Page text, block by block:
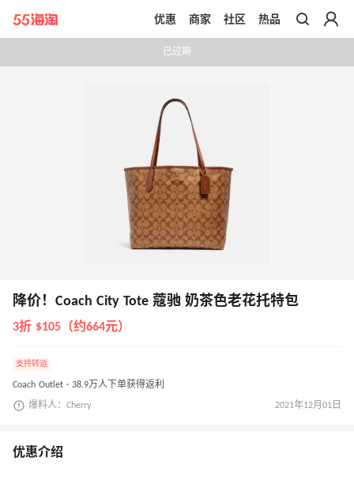
带你去官网买正品
优惠 商家 社区 热品
已过期
降价！Coach City Tote 蔻驰 奶茶色老花托特包
3折 $105（约664元）
支持转运
Coach Outlet · 38.9万人下单获得返利
爆料人：Cherry 2021年12月01日
优惠介绍